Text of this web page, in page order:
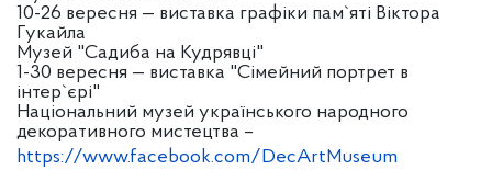
10-26 вересня — виставка графіки пам`яті Віктора
Гукайла
Музей "Садиба на Кудрявці"
1-30 вересня — виставка "Сімейний портрет в
інтер`єрі"
Національний музей українського народного
декоративного мистецтва –
https://www.facebook.com/DecArtMuseum